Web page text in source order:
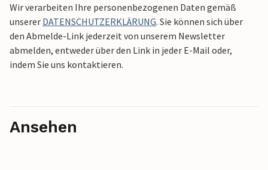
Wir verarbeiten Ihre personenbezogenen Daten gemäß
unserer DATENSCHUTZERKLÄRUNG. Sie können sich über
den Abmelde-Link jederzeit von unserem Newsletter
abmelden, entweder über den Link in jeder E-Mail oder,
indem Sie uns kontaktieren.
Ansehen